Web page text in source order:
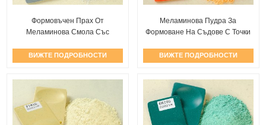
Формовъчен Прах От
Меламинова Смола Със
ВИЖТЕ ПОДРОБНОСТИ
Меламинова Пудра За
Формоване На Съдове С Точки
ВИЖТЕ ПОДРОБНОСТИ